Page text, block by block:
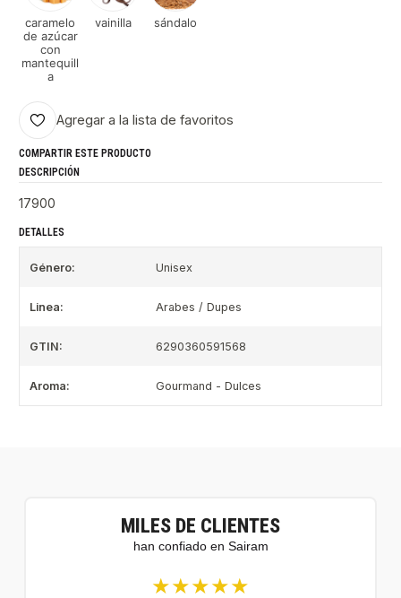
caramelo
de azúcar
con
mantequill
a
vainilla sándalo
Agregar a la lista de favoritos
COMPARTIR ESTE PRODUCTO
DESCRIPCIÓN
17900
DETALLES
Género: Unisex
Linea: Arabes / Dupes
GTIN: 6290360591568
Aroma: Gourmand - Dulces
MILES DE CLIENTES
han confiado en Sairam
★★★★★